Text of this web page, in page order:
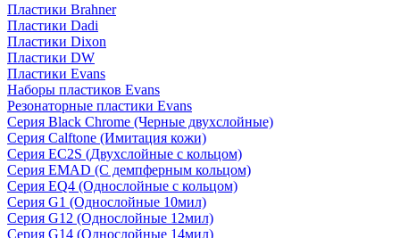
Пластики Brahner
Пластики Dadi
Пластики Dixon
Пластики DW
Пластики Evans
Наборы пластиков Evans
Резонаторные пластики Evans
Серия Black Chrome (Черные двухслойные)
Серия Calftone (Имитация кожи)
Серия EC2S (Двухслойные с кольцом)
Серия EMAD (С демпферным кольцом)
Серия EQ4 (Однослойные с кольцом)
Серия G1 (Однослойные 10мил)
Серия G12 (Однослойные 12мил)
Серия G14 (Однослойные 14мил)